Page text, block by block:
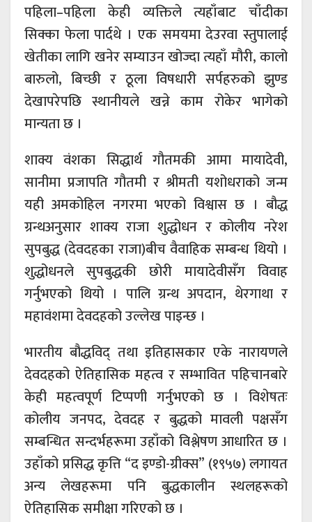
पहिला–पहिला केही व्यक्तिले त्यहाँबाट चाँदीका
सिक्का फेला पार्दथे । एक समयमा देउरवा स्तुपालाई
खेतीका लागि खनेर सम्याउन खोज्दा त्यहाँ मौरी, कालो
बारुलो, बिच्छी र ठूला विषधारी सर्पहरुको झुण्ड
देखापरेपछि स्थानीयले खन्ने काम रोकेर भागेको
मान्यता छ ।
शाक्य वंशका सिद्धार्थ गौतमकी आमा मायादेवी,
सानीमा प्रजापति गौतमी र श्रीमती यशोधराको जन्म
यही अमकोहिल नगरमा भएको विश्वास छ । बौद्ध
ग्रन्थअनुसार शाक्य राजा शुद्धोधन र कोलीय नरेश
सुपबुद्ध (देवदहका राजा)बीच वैवाहिक सम्बन्ध थियो ।
शुद्धोधनले सुपबुद्धकी छोरी मायादेवीसँग विवाह
गर्नुभएको थियो । पालि ग्रन्थ अपदान, थेरगाथा र
महावंशमा देवदहको उल्लेख पाइन्छ ।
भारतीय बौद्धविद् तथा इतिहासकार एके नारायणले
देवदहको ऐतिहासिक महत्व र सम्भावित पहिचानबारे
केही महत्वपूर्ण टिप्पणी गर्नुभएको छ । विशेषतः
कोलीय जनपद, देवदह र बुद्धको मावली पक्षसँग
सम्बन्धित सन्दर्भहरूमा उहाँको विश्लेषण आधारित छ ।
उहाँको प्रसिद्ध कृत्ति “द इण्डो-ग्रीक्स” (१९५७) लगायत
अन्य लेखहरूमा पनि बुद्धकालीन स्थलहरूको
ऐतिहासिक समीक्षा गरिएको छ ।